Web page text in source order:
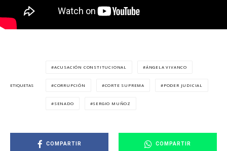
ETIQUETAS
ACUSACIÓN CONSTITUCIONAL ÁNGELA VIVANCO
CORRUPCIÓN CORTE SUPREMA PODER JUDICIAL
SENADO SERGIO MUÑOZ
COMPARTIR COMPARTIR